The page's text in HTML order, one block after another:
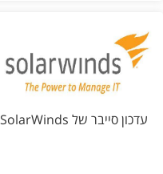
עדכון סייבר של SolarWinds